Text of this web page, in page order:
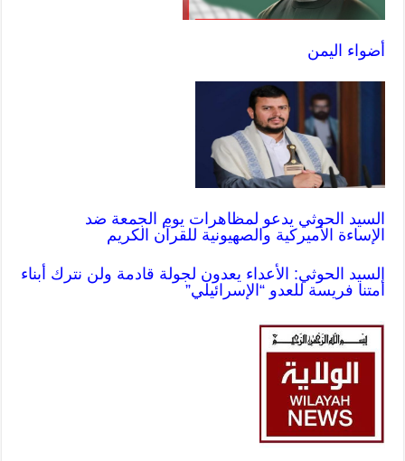
أضواء اليمن
السيد الحوثي يدعو لمظاهرات يوم الجمعة ضد
الإساءة الأميركية والصهيونية للقرآن الكريم
السيد الحوثي: الأعداء يعدون لجولة قادمة ولن نترك أبناء
أمتنا فريسة للعدو “الإسرائيلي”